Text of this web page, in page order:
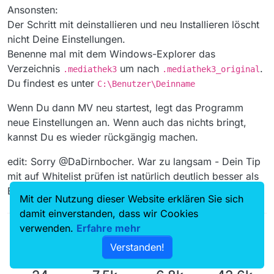
brachte auch das keine Änderung, da ja nur diese Sender
überhaupt angeboten werden. WV
Ansonsten:
Der Schritt mit deinstallieren und neu Installieren löscht
nicht Deine Einstellungen.
Benenne mal mit dem Windows-Explorer das
Verzeichnis .mediathek3 um nach .mediathek3_original .
Du findest es unter C:\Benutzer\Deinname
Wenn Du dann MV neu startest, legt das Programm
neue Einstellungen an. Wenn auch das nichts bringt,
kannst Du es wieder rückgängig machen.
edit: Sorry @DaDirnbocher. War zu langsam - Dein Tip
mit auf Whitelist prüfen ist natürlich deutlich besser als
Einstellungen zurücksetzen.
Mit der Nutzung dieser Website erklären Sie sich
damit einverstanden, dass wir Cookies
verwenden. Erfahre mehr
Verstanden!